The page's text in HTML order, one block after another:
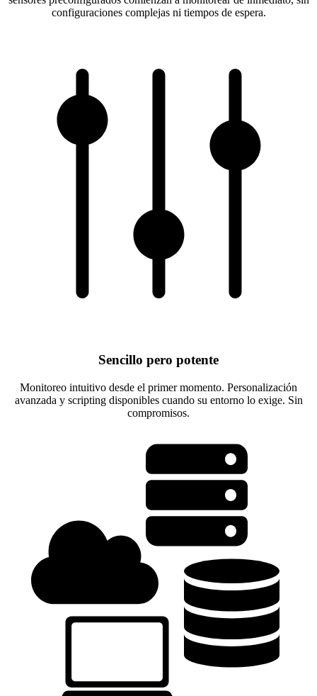
configuraciones complejas ni tiempos de espera.
Sencillo pero potente
Monitoreo intuitivo desde el primer momento. Personalización
avanzada y scripting disponibles cuando su entorno lo exige. Sin
compromisos.